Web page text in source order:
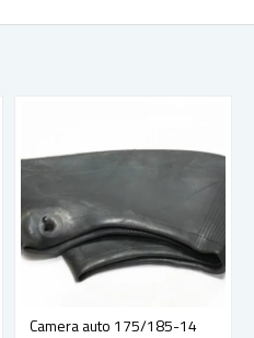
Camera auto 175/185-14